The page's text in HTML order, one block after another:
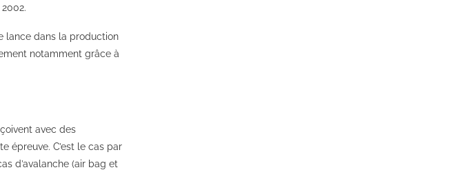
lance dans la production
notamment grâce à
avec des
épreuve. C’est le cas par
d’avalanche (air bag et